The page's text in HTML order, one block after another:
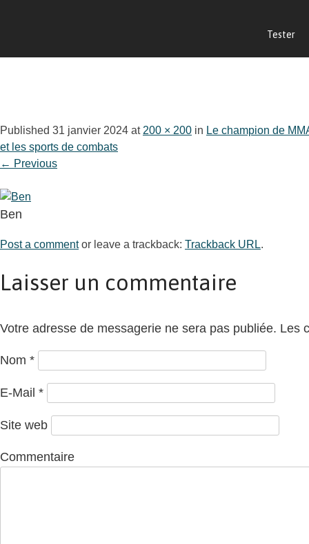
Tester
Published 31 janvier 2024 at 200 × 200 in Le champion de
et les sports de combats
← Previous
Ben
Post a commentor leave a trackback: Trackback URL.
Laisser un commentaire
Votre adresse de messagerie ne sera pas publiée.
Nom *
E-Mail *
Site web
Commentaire